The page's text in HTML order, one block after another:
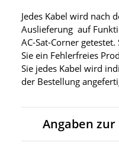
Jedes Kabel wird nach
Auslieferung auf
AC-Sat-Corner
Sie ein Fehlerfreies
Sie jedes Kabel wird
der Bestellung
Angaben